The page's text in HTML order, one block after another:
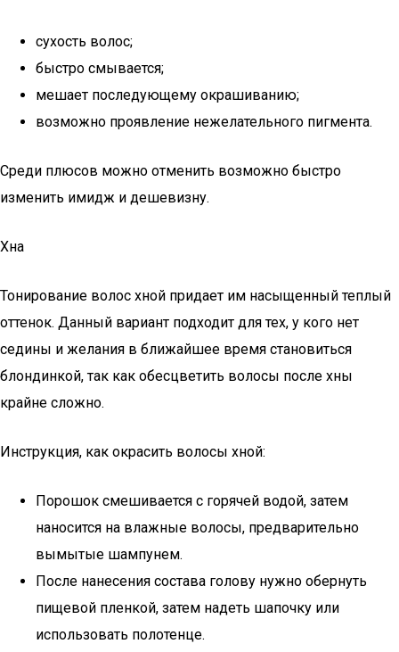
сухость волос;
быстро смывается;
мешает последующему окрашиванию;
возможно проявление нежелательного пигмента.
Среди плюсов можно отменить возможно быстро
изменить имидж и дешевизну.
Хна
Тонирование волос хной придает им насыщенный теплый
оттенок. Данный вариант подходит для тех, у кого нет
седины и желания в ближайшее время становиться
блондинкой, так как обесцветить волосы после хны
крайне сложно.
Инструкция, как окрасить волосы хной:
Порошок смешивается с горячей водой, затем
наносится на влажные волосы, предварительно
вымытые шампунем.
После нанесения состава голову нужно обернуть
пищевой пленкой, затем надеть шапочку или
использовать полотенце.